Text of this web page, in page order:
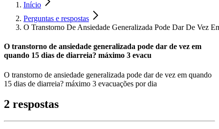
Início
Perguntas e respostas
O Transtorno De Ansiedade Generalizada Pode Dar De Vez
O transtorno de ansiedade generalizada pode dar de vez em
quando 15 dias de diarreia? máximo 3 evacu
O transtorno de ansiedade generalizada pode dar de vez em quando
15 dias de diarreia? máximo 3 evacuações por dia
2 respostas